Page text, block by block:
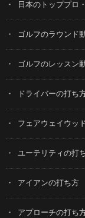
日本のトッププロ
ゴルフのラウンド
ゴルフのレッスン
ドライバーの打ち
フェアウェイウッ
ユーテリティの打
アイアンの打ち方
アプローチの打ち